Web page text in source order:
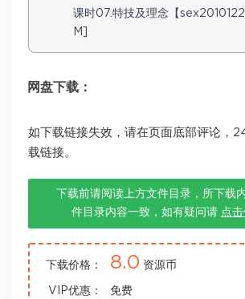
课时07.特技及理念【
M]
网盘下载：
如下载链接失效，请在页面底部评论，
载链接。
下载前请阅读上方文件目录，所下载
件目录内容一致，如有疑问请 点
下载价格： 8.0 资源币
VIP优惠： 免费